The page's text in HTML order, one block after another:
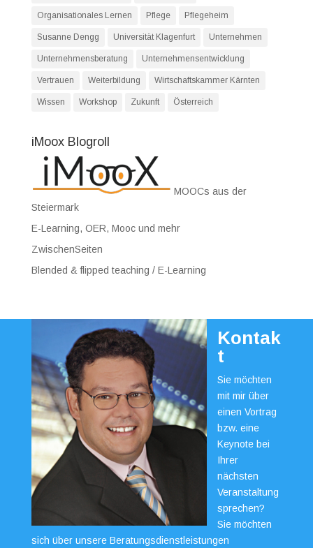
Organisationales Lernen Pflege Pflegeheim
Susanne Dengg Universität Klagenfurt Unternehmen
Unternehmensberatung Unternehmensentwicklung
Vertrauen Weiterbildung Wirtschaftskammer Kärnten
Wissen Workshop Zukunft Österreich
iMoox Blogroll
MOOCs aus der
Steiermark
E-Learning, OER, Mooc und mehr
ZwischenSeiten
Blended & flipped teaching / E-Learning
Kontak
t
Sie möchten
mit mir über
einen Vortrag
bzw. eine
Keynote bei
Ihrer
nächsten
Veranstaltung
sprechen?
Sie möchten
sich über unsere Beratungsdienstleistungen